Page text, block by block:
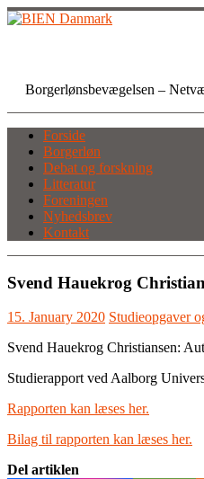
Skip
to
Borgerlønsbevægelsen –
Forside
Borgerløn
Debat og forskning
Litteratur
Foreningen
Nyhedsbrev
Kontakt
Svend Hauekrog
15. January 2020 Studieopgaver
Svend Hauekrog Christiansen:
Studierapport ved Aalborg
Rapporten kan læses her.
Bilag til rapporten kan læses her.
Del artiklen